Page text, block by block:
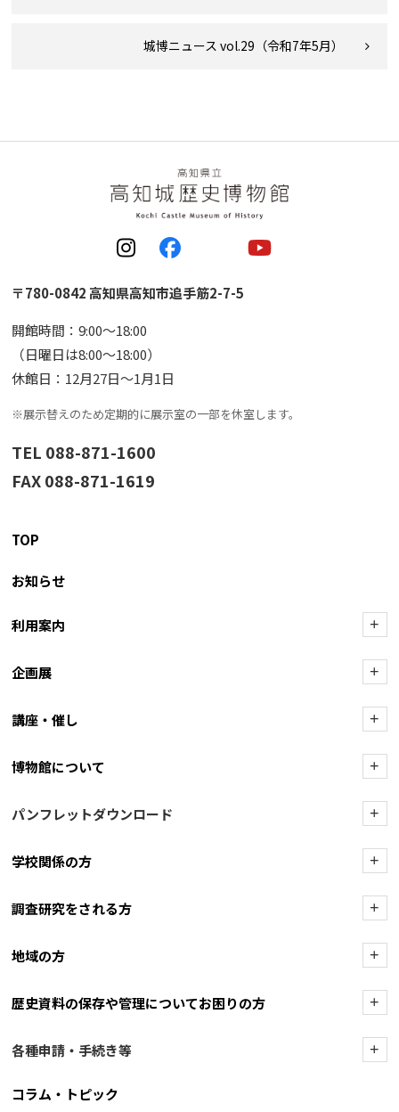
城博ニュース vol.29（令和7年5月）
〒780-0842 高知県高知市追手筋2-7-5
開館時間：9:00〜18:00
（日曜日は8:00〜18:00）
休館日：12月27日〜1月1日
※展示替えのため定期的に展示室の一部を休室します。
TEL 088-871-1600
FAX 088-871-1619
TOP
お知らせ
利用案内 +
企画展 +
講座・催し +
博物館について +
パンフレットダウンロード +
学校関係の方 +
調査研究をされる方 +
地域の方 +
歴史資料の保存や管理についてお困りの方 +
各種申請・手続き等 +
コラム・トピック